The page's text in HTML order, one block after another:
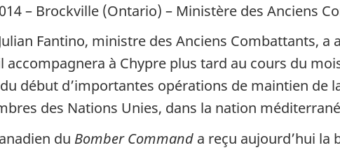
– Brockville (Ontario) – Ministère des Anciens
Fantino, ministre des Anciens Combattants,
accompagnera à Chypre plus tard au cours du
début d’importantes opérations de maintien de
des Nations Unies, dans la nation
du Bomber Command a reçu aujourd’hui la